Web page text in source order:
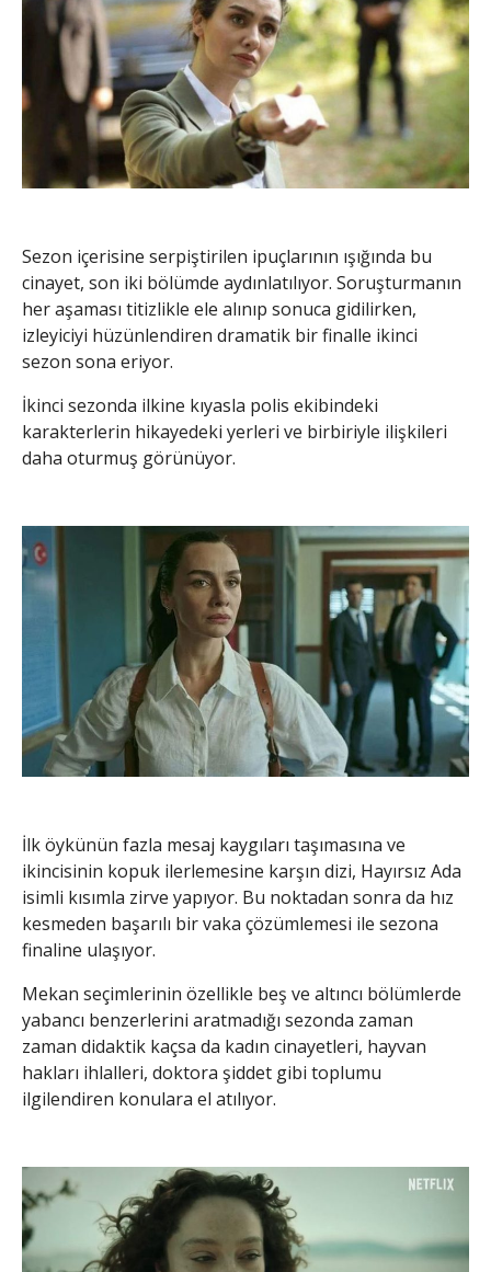
Sezon içerisine serpiştirilen ipuçlarının ışığında bu
cinayet, son iki bölümde aydınlatılıyor. Soruşturmanın
her aşaması titizlikle ele alınıp sonuca gidilirken,
izleyiciyi hüzünlendiren dramatik bir finalle ikinci
sezon sona eriyor.
İkinci sezonda ilkine kıyasla polis ekibindeki
karakterlerin hikayedeki yerleri ve birbiriyle ilişkileri
daha oturmuş görünüyor.
İlk öykünün fazla mesaj kaygıları taşımasına ve
ikincisinin kopuk ilerlemesine karşın dizi, Hayırsız Ada
isimli kısımla zirve yapıyor. Bu noktadan sonra da hız
kesmeden başarılı bir vaka çözümlemesi ile sezona
finaline ulaşıyor.
Mekan seçimlerinin özellikle beş ve altıncı bölümlerde
yabancı benzerlerini aratmadığı sezonda zaman
zaman didaktik kaçsa da kadın cinayetleri, hayvan
hakları ihlalleri, doktora şiddet gibi toplumu
ilgilendiren konulara el atılıyor.